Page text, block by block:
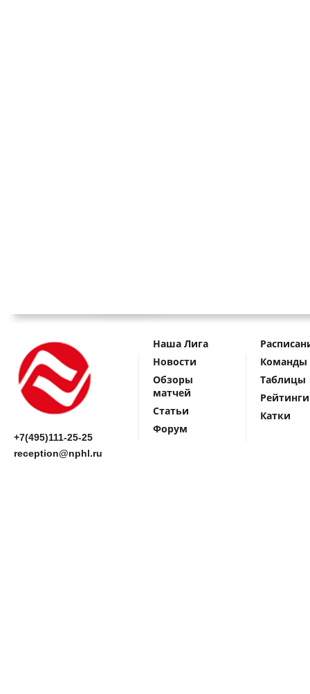
+7(495)111-25-25
reception@nphl.ru
Наша Лига
Новости
Обзоры
матчей
Статьи
Форум
Команды
Таблицы
Рейтинги
Катки